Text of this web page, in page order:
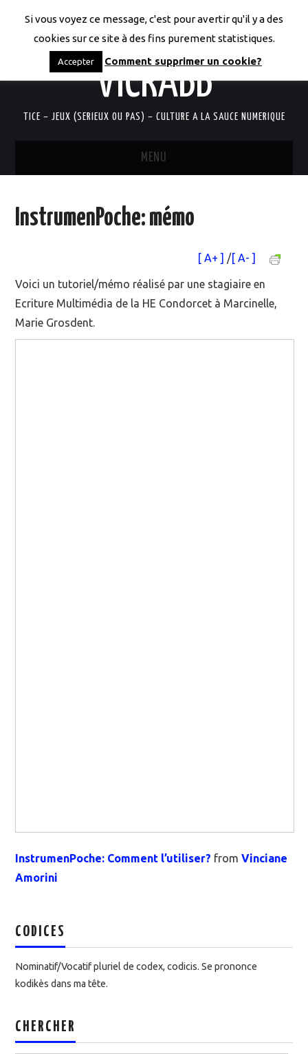
LES CODICES DE
VICRABB
TICE – JEUX (SERIEUX OU PAS) – CULTURE A LA SAUCE NUMERIQUE
MENU
QUI SUIS-JE?
DOCUMENTS
InstrumenPoche: mémo
[ A+ ] /[ A- ]
Voici un tutoriel/mémo réalisé par une stagiaire en
Ecriture Multimédia de la HE Condorcet à Marcinelle,
Marie Grosdent.
InstrumenPoche: Comment l’utiliser? fromVinciane
Amorini
CODICES
Nominatif/Vocatif pluriel de codex, codicis. Se prononce
kodikès dans ma tête.
CHERCHER
Si vous voyez ce message, c'est pour avertir qu'il y a des
cookies sur ce site à des fins purement statistiques.
Accepter Comment supprimer un cookie?